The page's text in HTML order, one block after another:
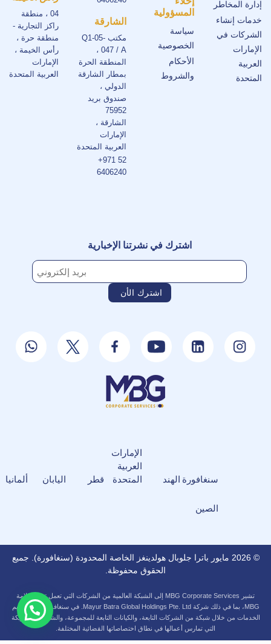
إدارة المخاطر
خدمات إنشاء
الشركات في
الإمارات
العربية
المتحدة
المسؤولية
سياسة
الخصوصية
الأحكام
والشروط
الشارقة
مكتب Q1-05-
047 / A ،
المنطقة الحرة
بمطار الشارقة
الدولي ،
صندوق بريد
75952
الشارقة ،
الإمارات
العربية المتحدة
+971 52
6406240
04 ، منطقة
راكز التجارية -
منطقة حرة ،
رأس الخيمة ،
الإمارات
العربية المتحدة
اشترك في نشرتنا الإخبارية
سنغافورة الهند
الإمارات
العربية
المتحدة
قطر اليابان ألمانيا
الصين
© 2026 مايور باترا جلوبال هولدينغز الخاصة المحدودة (سنغافورة). جميع
الحقوق محفوظة.
تشير MBG Corporate Services إلى الشبكة العالمية من الشركات التي تعمل تحت علامة
MBG، بما في ذلك شركة Mayur Batra Global Holdings Pte. Ltd. في سنغافورة. ويتم تقديم
الخدمات من خلال شبكة من الشركات التابعة، والكيانات التابعة للمجموعة، والشركات الشريكة
التي تمارس أعمالها في نطاق اختصاصاتها القضائية المختلفة.